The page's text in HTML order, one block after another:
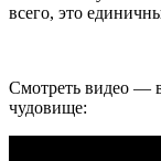
всего, это
Смотреть видео —
чудовище: